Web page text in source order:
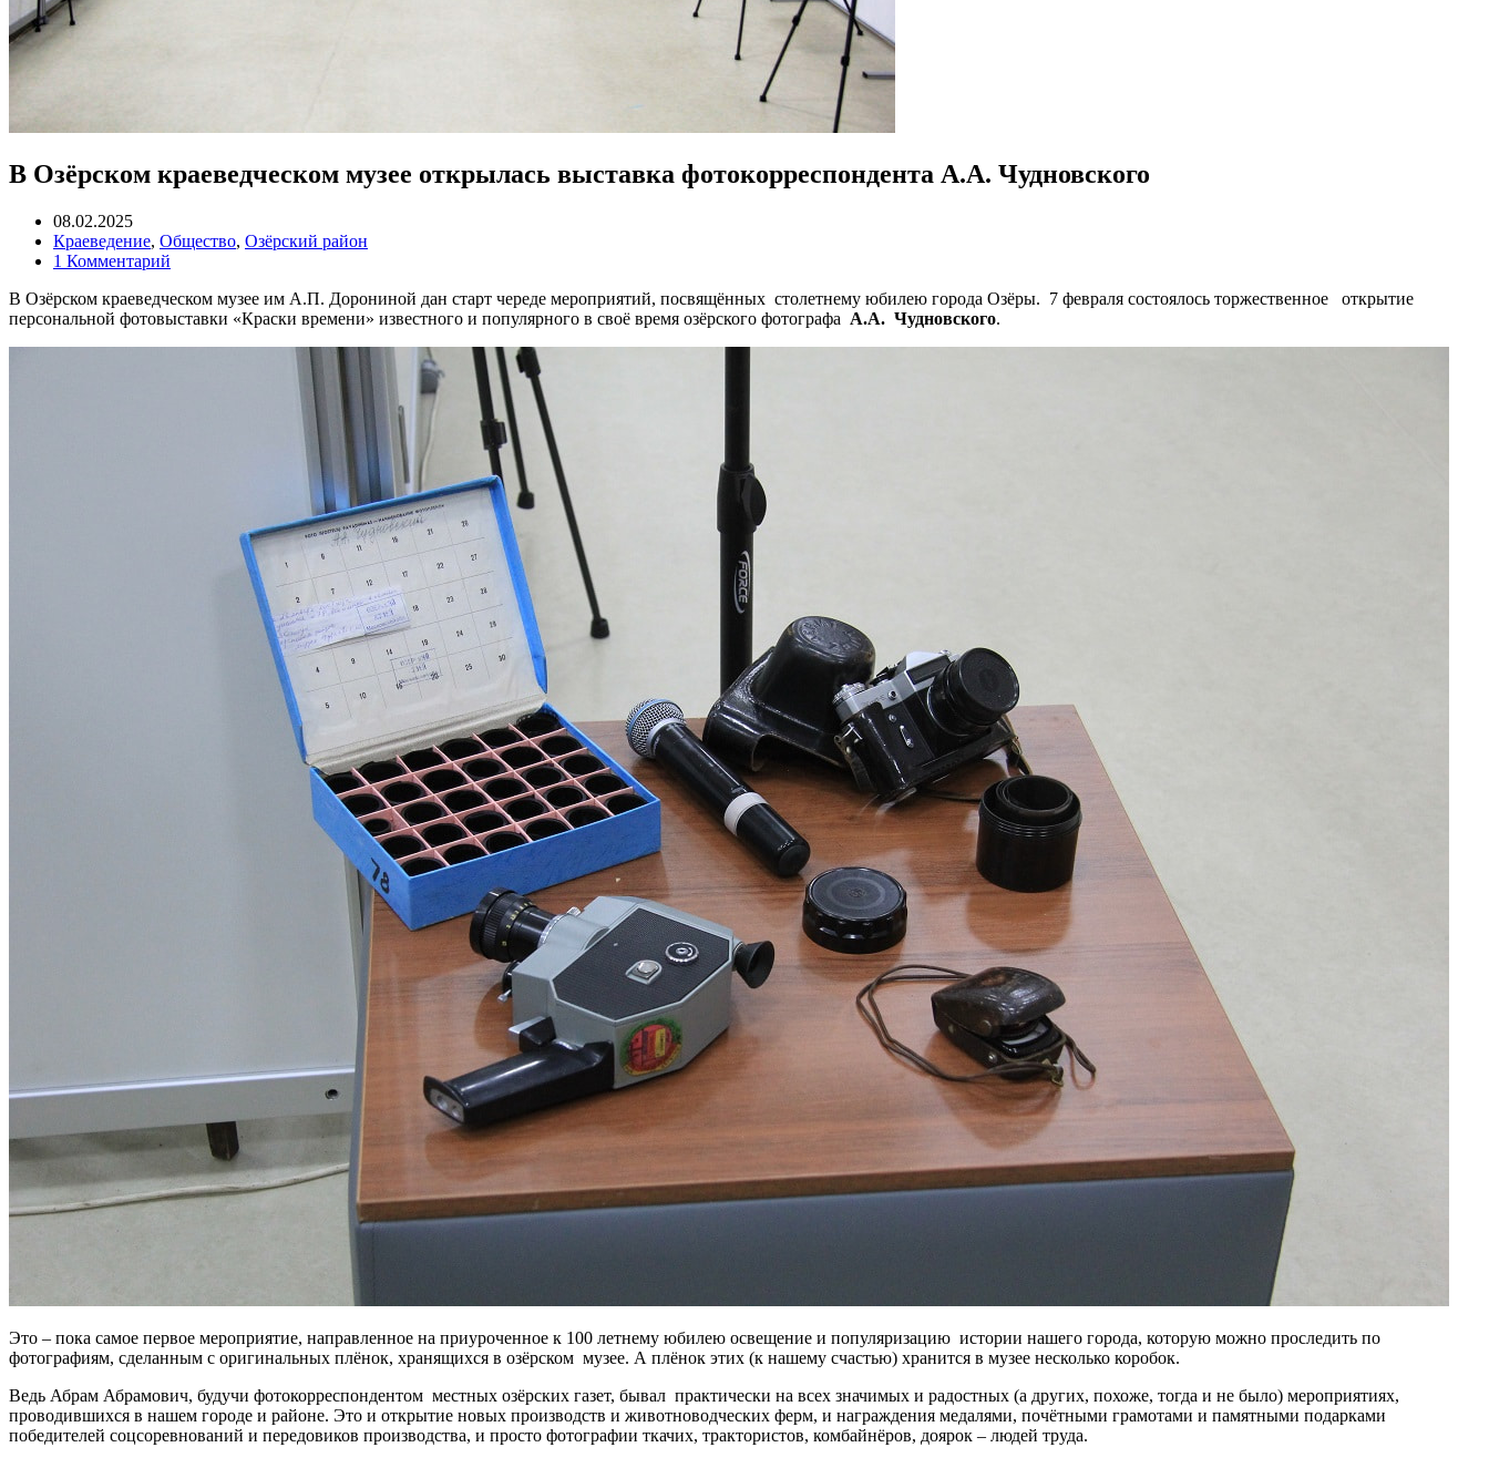
В Озёрском краеведческом музее открылась выставка фотокорреспондента А.А. Чудновского
08.02.2025
Краеведение, Общество, Озёрский район
1 Комментарий
В Озёрском краеведческом музее им А.П. Дорониной дан старт череде мероприятий, посвящённых столетнему юбилею города Озёры. 7 февраля состоялось торжественное открытие
персональной фотовыставки «Краски времени» известного и популярного в своё время озёрского фотографа А.А. Чудновского.
Это – пока самое первое мероприятие, направленное на приуроченное к 100 летнему юбилею освещение и популяризацию истории нашего города, которую можно проследить по
фотографиям, сделанным с оригинальных плёнок, хранящихся в озёрском музее. А плёнок этих (к нашему счастью) хранится в музее несколько коробок.
Ведь Абрам Абрамович, будучи фотокорреспондентом местных озёрских газет, бывал практически на всех значимых и радостных (а других, похоже, тогда и не было) мероприятиях,
проводившихся в нашем городе и районе. Это и открытие новых производств и животноводческих ферм, и награждения медалями, почётными грамотами и памятными подарками
победителей соцсоревнований и передовиков производства, и просто фотографии ткачих, трактористов, комбайнёров, доярок – людей труда.